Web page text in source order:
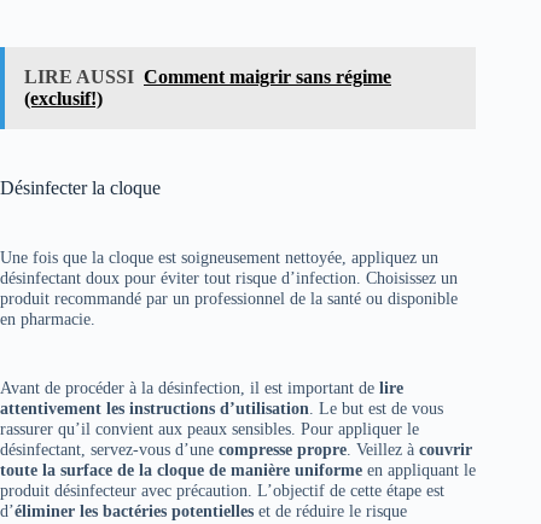
LIRE AUSSI Comment maigrir sans régime
(exclusif!)
Désinfecter la cloque
Une fois que la cloque est soigneusement nettoyée, appliquez un
désinfectant doux pour éviter tout risque d’infection. Choisissez un
produit recommandé par un professionnel de la santé ou disponible
en pharmacie.
Avant de procéder à la désinfection, il est important de lire
attentivement les instructions d’utilisation . Le but est de vous
rassurer qu’il convient aux peaux sensibles. Pour appliquer le
désinfectant, servez-vous d’une compresse propre . Veillez à couvrir
toute la surface de la cloque de manière uniforme en appliquant le
produit désinfecteur avec précaution. L’objectif de cette étape est
d’éliminer les bactéries potentielles et de réduire le risque